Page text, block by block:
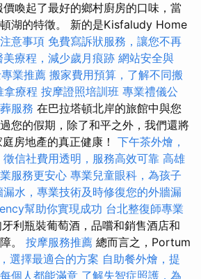
喚起了最好的鄉村廚房的口味，當
湖的特徵。 新的是Kisfaludy Home
意事項 免費寫訴狀服務，讓您不再
美療程，減少歲月痕跡 網站安全與
業推薦 搬家費用預算，了解不同搬
拿療程 按摩證照培訓班 專業禮儀公
服務 在巴拉塔頓北岸的旅館中與您
您的假期，除了和平之外，我們還將
房地產的真正健康！ 下午茶外燴，
徵信社費用透明，服務高效可靠 高雄
服務更安心 專業兒童眼科，為孩子
漏水，專業技術及時修復您的外牆漏
幫助你實現成功 台北整復師專業
利瓶裝葡萄酒，品嚐和銷售酒店和
。 按摩服務推薦 總而言之，Portum
選擇最適合的方案 自助餐外燴，提
個人都能滿意 了解失智症照護，為